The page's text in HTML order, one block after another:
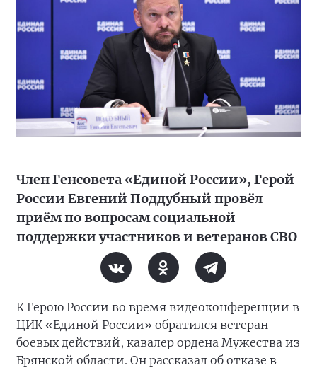
Член Генсовета «Единой России», Герой
России Евгений Поддубный провёл
приём по вопросам социальной
поддержки участников и ветеранов СВО
К Герою России во время видеоконференции в
ЦИК «Единой России» обратился ветеран
боевых действий, кавалер ордена Мужества из
Брянской области. Он рассказал об отказе в